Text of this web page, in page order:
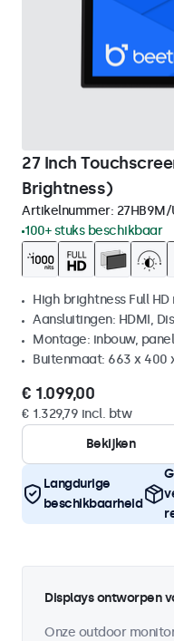
27 Inch
Brightness)
Artikelnummer: 27HB9M/
100+ stuks beschikbaar
High brightness Full
Aansluitingen: HDMI,
Montage: inbouw,
Buitenmaat: 663 x 400
€ 1.099,00
€ 1.329,79 incl. btw
Bekijken
Langdurige
beschikbaarheid
Displays ontworpen
Onze outdoor